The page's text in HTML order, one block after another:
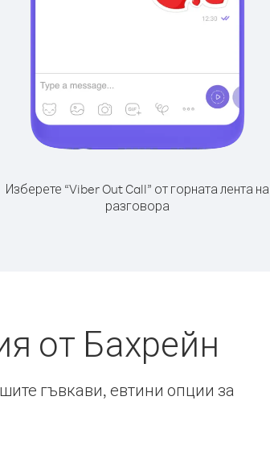
Изберете “Viber Out Call” от горната лента на
разговора
от Бахрейн
гъвкави, евтини опции за